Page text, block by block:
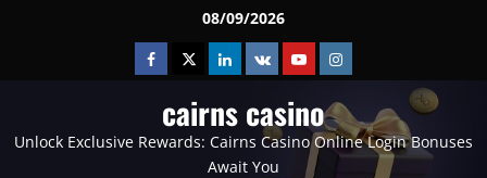
08/09/2026
Facebook
TwitterLinkedin
VK YoutubeInstagram
cairns casino
Unlock Exclusive Rewards: Cairns Casino Online Login Bonuses
Await You